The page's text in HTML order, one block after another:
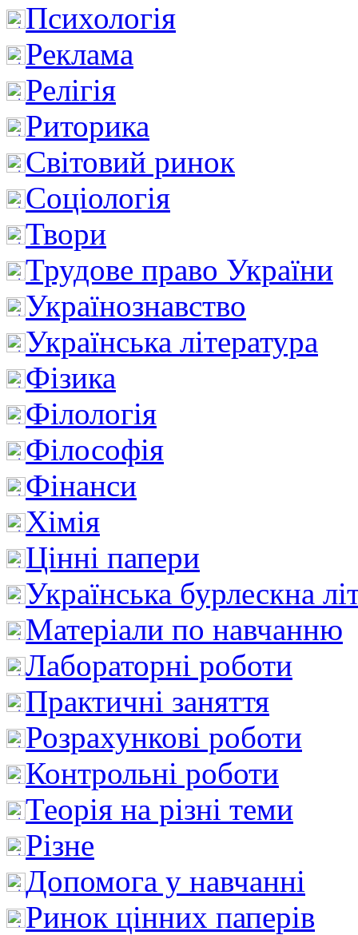
Психологія
Реклама
Релігія
Риторика
Світовий ринок
Соціологія
Твори
Трудове право України
Українознавство
Українська література
Фізика
Філологія
Філософія
Фінанси
Хімія
Цінні папери
Українська бурлескна
Матеріали по навчанню
Лабораторні роботи
Практичні заняття
Розрахункові роботи
Контрольні роботи
Теорія на різні теми
Різне
Допомога у навчанні
Ринок цінних паперів